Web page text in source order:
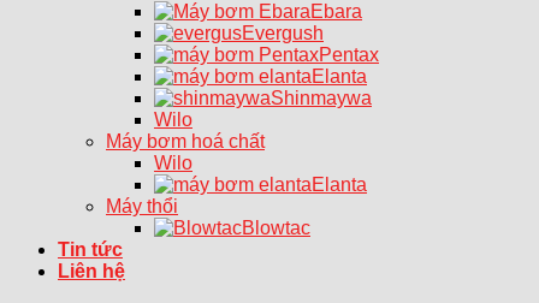
Ebara
Evergush
Pentax
Elanta
Shinmaywa
Wilo
Máy bơm hoá chất
Wilo
Elanta
Máy thổi
Blowtac
Tin tức
Liên hệ